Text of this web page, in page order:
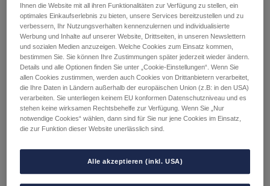
Entgeltbestimmungen ab 12.09.2025zum Download.
Entgeltbestimmungen ab 09.07.2025 zum Download.
Entgeltbestimmungen ab 17.06.2025zum Download.
Entgeltbestimmungen ab 19.03.2025zum Download.
Entgeltbestimmungen ab 26.02.2025 zum Download.
Entgeltbestimmungen ab 09.01.2025zum Download.
Ihnen die Website mit all ihren Funktionalitäten zur Verfügung zu stellen, ein
optimales Einkaufserlebnis zu bieten, unsere Services bereitzustellen und zu
verbessern, Ihr Nutzungsverhalten kennenzulernen und individualisierte
Werbung und Inhalte auf unserer Website, Drittseiten, in unseren Newslettern
und sozialen Medien anzuzeigen. Welche Cookies zum Einsatz kommen,
bestimmen Sie. Sie können Ihre Zustimmungen später jederzeit wieder ändern.
Details und alle Optionen finden Sie unter „Cookie-Einstellungen“. Wenn Sie
allen Cookies zustimmen, werden auch Cookies von Drittanbietern verarbeitet,
die Ihre Daten in Ländern außerhalb der europäischen Union (z.B: in den USA)
verarbeiten. Sie unterliegen keinem EU konformen Datenschutzniveau und es
stehen keine wirksamen Rechtsbehelfe zur Verfügung. Wenn Sie „Nur
notwendige Cookies“ wählen, dann sind für Sie nur jene Cookies im Einsatz,
die zur Funktion dieser Website unerlässlich sind.
Alle akzeptieren (inkl. USA)